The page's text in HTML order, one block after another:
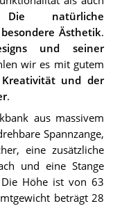
Die natürliche
Ästhetik.
und seiner
wir es mit gutem
und der
.
aus massivem
Spannzange,
eine zusätzliche
und eine Stange
Höhe ist von 63
beträgt 28